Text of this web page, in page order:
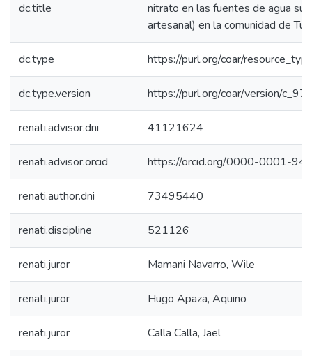
dc.title
nitrato en las fuentes de agua
artesanal) en la comunidad de
dc.type https://purl.org/coar/
dc.type.version https://purl.org/coar/version/
renati.advisor.dni 41121624
renati.advisor.orcid https://orcid.org/0000-0001-
renati.author.dni 73495440
renati.discipline 521126
renati.juror Mamani Navarro, Wile
renati.juror Hugo Apaza, Aquino
renati.juror Calla Calla, Jael